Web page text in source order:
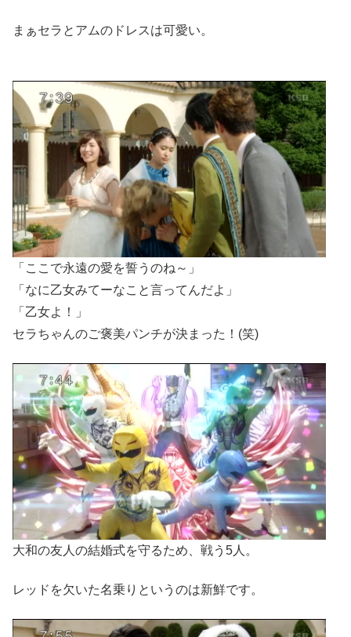
まぁセラとアムのドレスは可愛い。
「ここで永遠の愛を誓うのね～」
「なに乙女みてーなこと言ってんだよ」
「乙女よ！」
セラちゃんのご褒美パンチが決まった！(笑)
大和の友人の結婚式を守るため、戦う5人。
レッドを欠いた名乗りというのは新鮮です。